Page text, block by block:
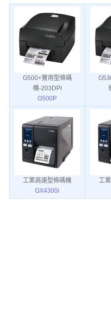
G500+實用型條碼
機-203DPI
G500P
工業高速型條碼機
GX4300i
工